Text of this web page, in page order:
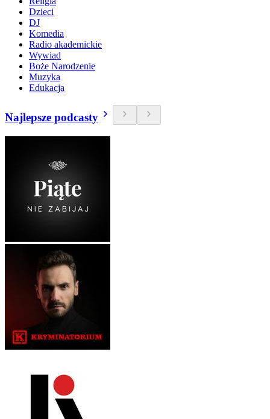
Dzieci
DJ
Komedia
Radio akademickie
Wywiad
Boże Narodzenie
Muzyka
Edukacja
Najlepsze podcasty